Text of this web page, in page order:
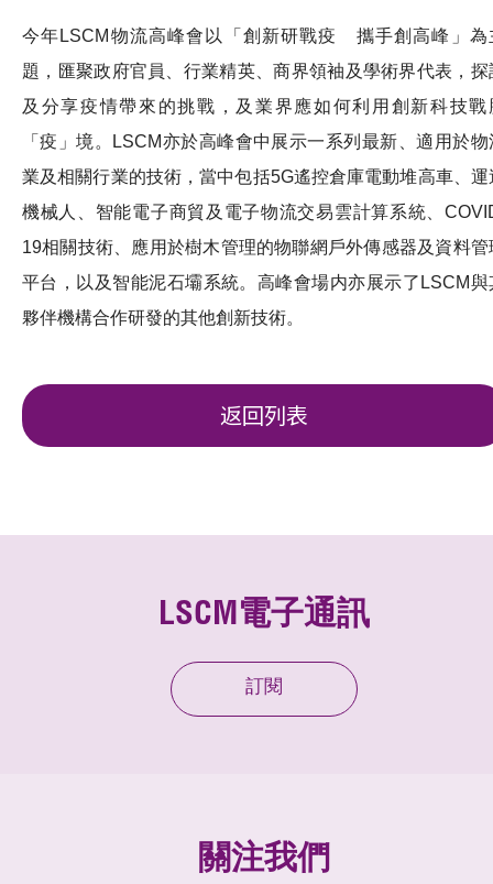
今年LSCM物流高峰會以「創新研戰疫 攜手創高峰」為
題，匯聚政府官員、行業精英、商界領袖及學術界代表，探
及分享疫情帶來的挑戰，及業界應如何利用創新科技戰
「疫」境。LSCM亦於高峰會中展示一系列最新、適用於物
業及相關行業的技術，當中包括5G遙控倉庫電動堆高車、運
機械人、智能電子商貿及電子物流交易雲計算系統、
19相關技術、應用於樹木管理的物聯網戶外傳感器及資料管
平台，以及智能泥石壩系統。高峰會場内亦展示了LSCM與
夥伴機構合作研發的其他創新技術。
返回列表
LSCM電子通訊
訂閱
關注我們